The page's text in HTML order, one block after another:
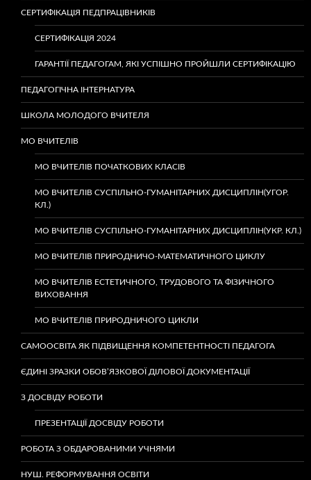
СЕРТИФІКАЦІЯ ПЕДПРАЦІВНИКІВ
СЕРТИФІКАЦІЯ 2024
ГАРАНТІЇ ПЕДАГОГАМ, ЯКІ УСПІШНО ПРОЙШЛИ СЕРТИФІКАЦІЮ
ПЕДАГОГІЧНА ІНТЕРНАТУРА
ШКОЛА МОЛОДОГО ВЧИТЕЛЯ
МО ВЧИТЕЛІВ
МО ВЧИТЕЛІВ ПОЧАТКОВИХ КЛАСІВ
МО ВЧИТЕЛІВ СУСПІЛЬНО-ГУМАНІТАРНИХ ДИСЦИПЛІН(УГОР.
КЛ.)
МО ВЧИТЕЛІВ СУСПІЛЬНО-ГУМАНІТАРНИХ ДИСЦИПЛІН(УКР. КЛ.)
МО ВЧИТЕЛІВ ПРИРОДНИЧО-МАТЕМАТИЧНОГО ЦИКЛУ
МО ВЧИТЕЛІВ ЕСТЕТИЧНОГО, ТРУДОВОГО ТА ФІЗИЧНОГО
ВИХОВАННЯ
МО ВЧИТЕЛІВ ПРИРОДНИЧОГО ЦИКЛИ
САМООСВІТА ЯК ПІДВИЩЕННЯ КОМПЕТЕНТНОСТІ ПЕДАГОГА
ЄДИНІ ЗРАЗКИ ОБОВ’ЯЗКОВОЇ ДІЛОВОЇ ДОКУМЕНТАЦІЇ
З ДОСВІДУ РОБОТИ
ПРЕЗЕНТАЦІЇ ДОСВІДУ РОБОТИ
РОБОТА З ОБДАРОВАНИМИ УЧНЯМИ
НУШ. РЕФОРМУВАННЯ ОСВІТИ